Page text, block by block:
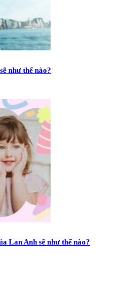
như thế nào?
Lan Anh sẽ như thế nào?